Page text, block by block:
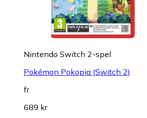
Nintendo Switch 2-spel
Pokémon Pokopia (Switch 2)
fr.
689 kr